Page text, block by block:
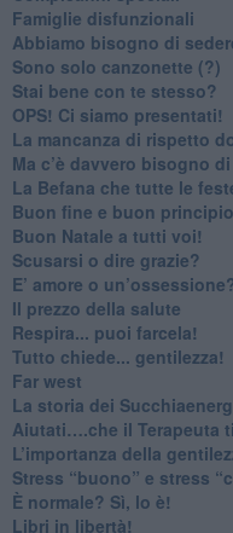
​Famiglie disfunzionali
​Abbiamo bisogno di
Sono solo canzonette (?)
​Stai bene con te stesso?
​OPS! Ci siamo presentati!
​La mancanza di rispetto
​Ma c’è davvero bisogno
​La Befana che tutte le
Buon fine e buon
​Buon Natale a tutti voi!
​Scusarsi o dire grazie?
​E’ amore o
​Il prezzo della salute
​Respira... puoi farcela!
​Tutto chiede... gentilezza!
​Far west
​La storia dei
​Aiutati….che il Terapeuta
​L’importanza della
​Stress “buono” e stress
​È normale? Sì, lo è!
​Libri in libertà!